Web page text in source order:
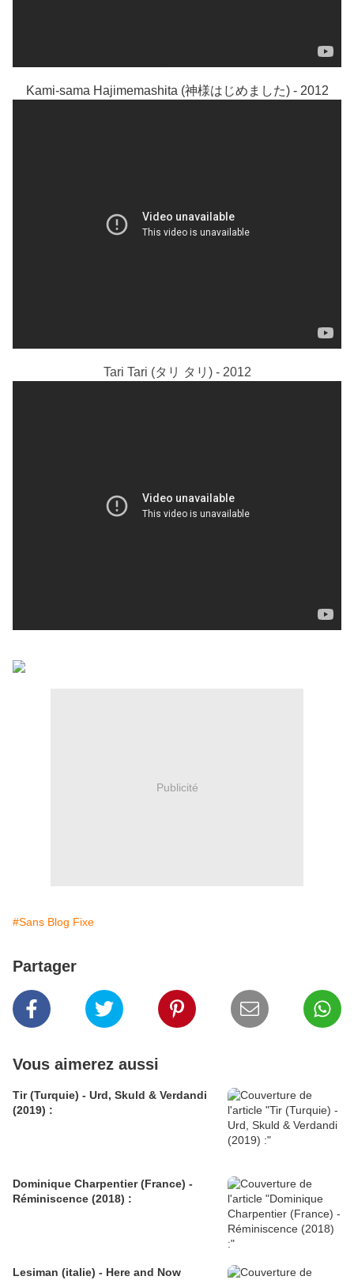
Kami-sama Hajimemashita (神様はじめました) - 2012
Tari Tari (タリ タリ) - 2012
Publicité
#Sans Blog Fixe
Partager
Vous aimerez aussi
Tir (Turquie) - Urd, Skuld & Verdandi
(2019) :
Dominique Charpentier (France) -
Réminiscence (2018) :
Lesiman (italie) - Here and Now